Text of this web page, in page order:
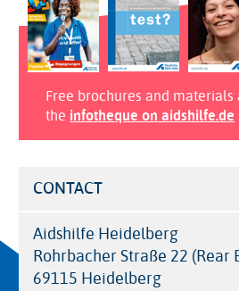
Free brochures and
the infotheque on aidshilfe.de
CONTACT
Aidshilfe Heidelberg
Rohrbacher Straße 22 (Rear
69115 Heidelberg